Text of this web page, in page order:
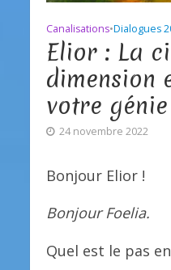
Canalisations•Dialogues
Elior : La
dimension
votre génie
24 novembre 2022
Bonjour Elior !
Bonjour Foelia.
Quel est le pas